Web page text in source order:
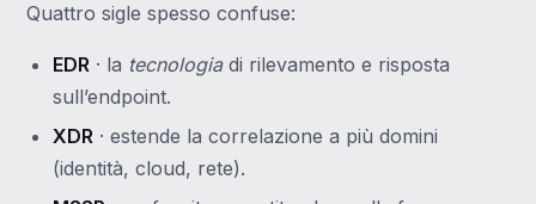
Quattro sigle spesso confuse:
EDR · la tecnologiadi rilevamento e risposta
sull’endpoint.
XDR · estende la correlazione a più domini
(identità, cloud, rete).